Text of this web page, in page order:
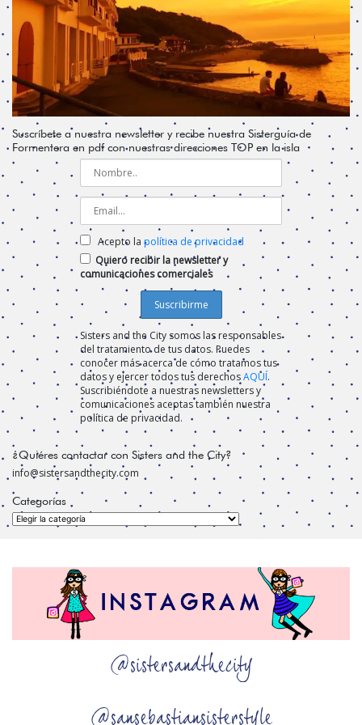
Suscríbete a nuestra newsletter y recibe nuestra Sisterguía de
Formentera en pdf con nuestras direcciones TOP en la isla
Acepto la política de privacidad
Quiero recibir la newsletter y
comunicaciones comerciales
Sisters and the City somos las responsables
del tratamiento de tus datos. Puedes
conocer más acerca de cómo tratamos tus
datos y ejercer todos tus derechosAQUÍ.
Suscribiéndote a nuestras newsletters y
comunicaciones aceptas también nuestra
política de privacidad.
¿Quiéres contactar con Sisters and the City?
info@sistersandthecity.com
Categorías
Categorías
@sistersandthecity